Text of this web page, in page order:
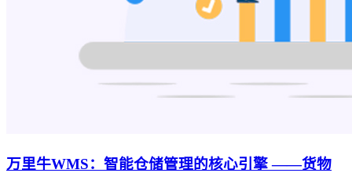
万里牛WMS：智能仓储管理的核心引擎 ——货物